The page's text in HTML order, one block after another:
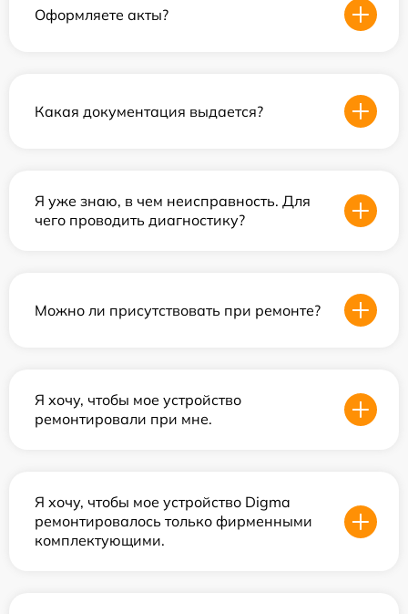
Оформляете акты?
Какая документация выдается?
Я уже знаю, в чем неисправность. Для
чего проводить диагностику?
Можно ли присутствовать при ремонте?
Я хочу, чтобы мое устройство
ремонтировали при мне.
Я хочу, чтобы мое устройство Digma
ремонтировалось только фирменными
комплектующими.